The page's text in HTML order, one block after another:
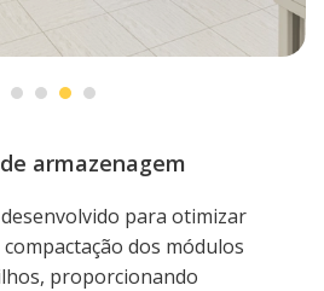
armazenagem
para otimizar
dos módulos
proporcionando